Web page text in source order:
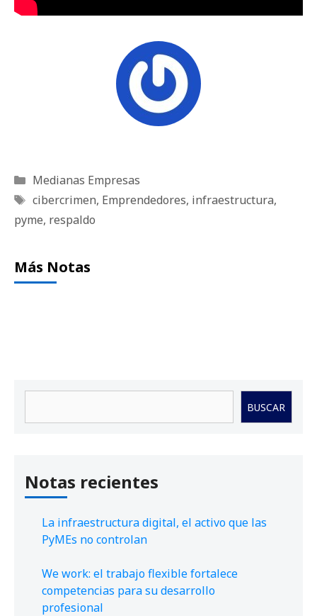
Categorías
Medianas Empresas
Etiquetas
cibercrimen, Emprendedores, infraestructura,
pyme, respaldo
Más Notas
BUSCAR
Notas recientes
La infraestructura digital, el activo que las
PyMEs no controlan
We work: el trabajo flexible fortalece
competencias para su desarrollo
profesional